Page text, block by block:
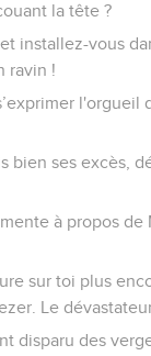
la tête ?
installez-vous
ravin !
l'orgueil
bien ses excès,
à propos
sur toi plus
Le
disparu des